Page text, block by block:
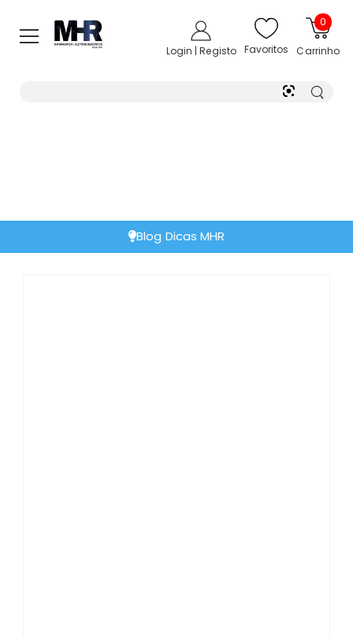
Login | Registo Favoritos
0
Carrinho
Blog Dicas MHR